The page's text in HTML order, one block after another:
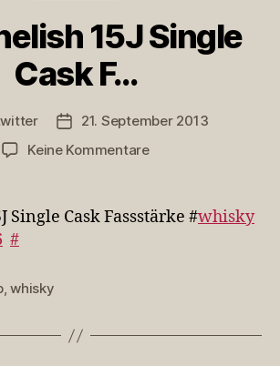
15J Single
Cask F…
Veröffentlichungsdatum
21. September 2013
Keine Kommentarezu
15J
Single Cask Fassstärke #whisky
#
,whisky